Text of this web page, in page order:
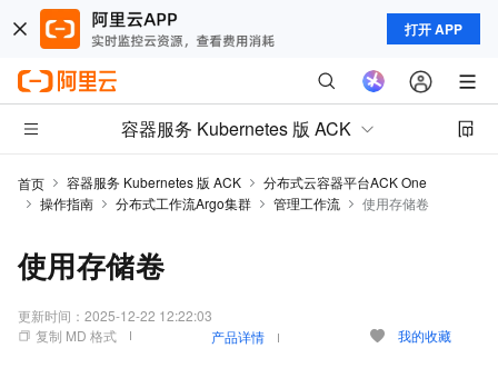
打开 APP
容器服务 Kubernetes 版 ACK
首页 容器服务 Kubernetes 版 ACK
分布式云容器平台ACK One
操作指南
分布式工作流Argo集群 管理工作流 使用存储卷
使用存储卷
更新时间： 2025-12-22 12:22:03
复制 MD 格式
产品详情 我的收藏